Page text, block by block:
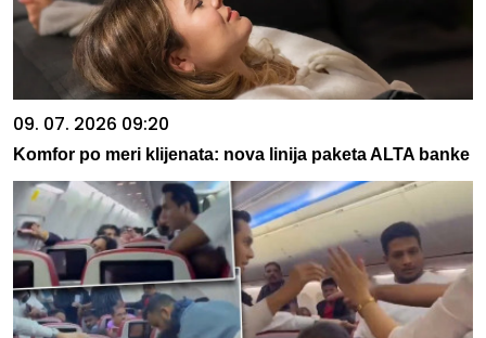
09. 07. 2026 09:20
Komfor po meri klijenata: nova linija paketa ALTA banke